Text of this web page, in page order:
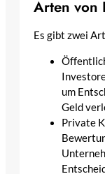
Arten von
Es gibt zwei
um
Geld
Private